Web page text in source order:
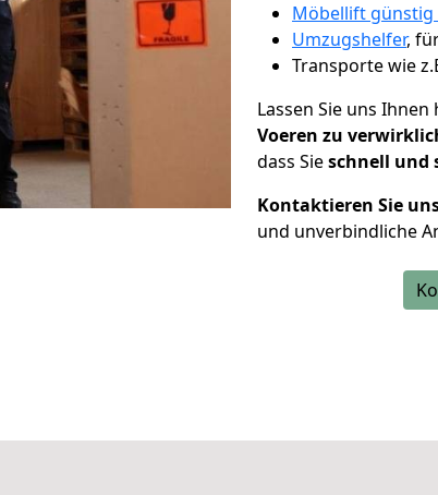
Möbellift günstig
Umzugshelfer,
Transporte wie
Lassen Sie uns Ihnen
Voeren zu
dass Sieschnell und
Kontaktieren Sie
und unverbindliche